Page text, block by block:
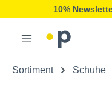
10%
Sortiment Schuhe